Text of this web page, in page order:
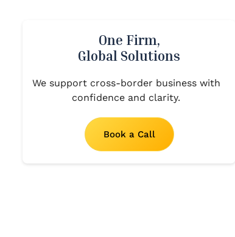
6。海关第 27 号第 25/2019 号通告
给予的优惠延长至2018年4月至2019
年3月
One Firm,
Global Solutions
We support cross-border business with
confidence and clarity.
Book a Call